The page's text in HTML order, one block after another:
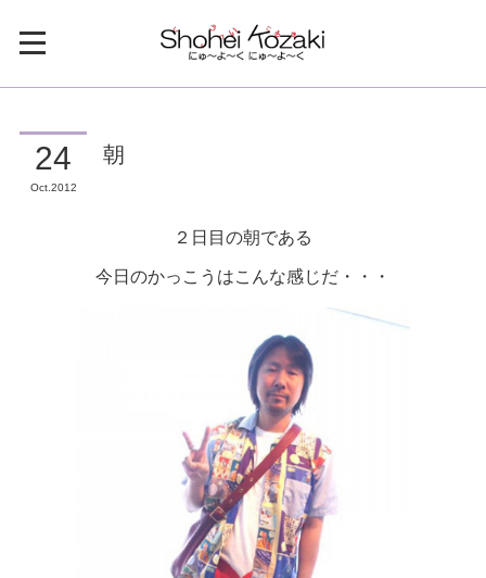
24
Oct 2012
朝
２日目の朝である
今日のかっこうはこんな感じだ・・・